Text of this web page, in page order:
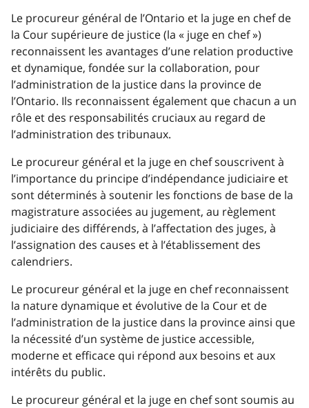
Le procureur général de l’Ontario et la juge en chef de
la Cour supérieure de justice (la « juge en chef »)
reconnaissent les avantages d’une relation productive
et dynamique, fondée sur la collaboration, pour
l’administration de la justice dans la province de
l’Ontario. Ils reconnaissent également que chacun a un
rôle et des responsabilités cruciaux au regard de
l’administration des tribunaux.
Le procureur général et la juge en chef souscrivent à
l’importance du principe d’indépendance judiciaire et
sont déterminés à soutenir les fonctions de base de la
magistrature associées au jugement, au règlement
judiciaire des différends, à l’affectation des juges, à
l’assignation des causes et à l’établissement des
calendriers.
Le procureur général et la juge en chef reconnaissent
la nature dynamique et évolutive de la Cour et de
l’administration de la justice dans la province ainsi que
la nécessité d’un système de justice accessible,
moderne et efficace qui répond aux besoins et aux
intérêts du public.
Le procureur général et la juge en chef sont soumis au